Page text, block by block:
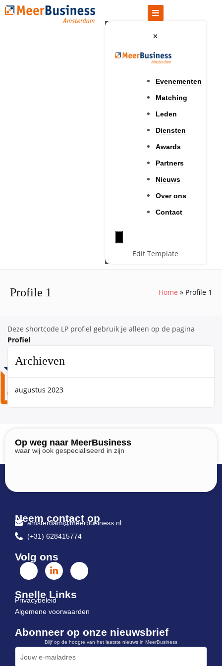
Evenementen
Matching
Leden
Diensten
Awards
Partners
Nieuws
Over ons
Contact
Edit Template
Profile 1 Home Profile 1
Deze shortcode LP profiel gebruik je alleen op de pagina
Profiel
Archieven
augustus 2023
Op weg naar MeerBusiness
waar wij ook gespecialiseerd in zijn
Neem contact op
amsterdam@meerbusiness.nl
(+31) 628415774
Volg ons
Snelle Links
Privacybeleid
Algemene voorwaarden
Abonneer op onze nieuwsbrief
Blijf op de hoogte van het laatste nieuws in MeerBusiness